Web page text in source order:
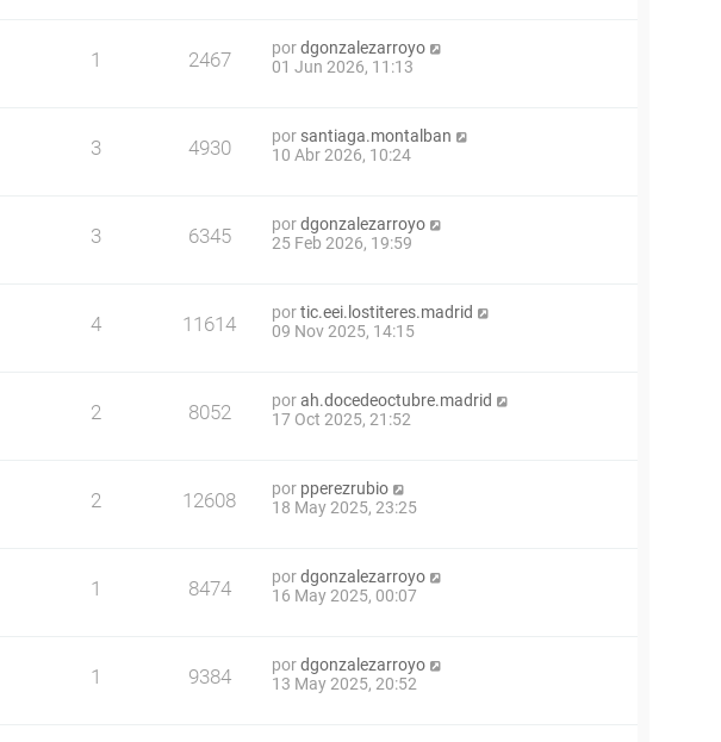
1 2467 pordgonzalezarroyo
01 Jun 2026, 11:13
3 4930 por santiaga.montalban
10 Abr 2026, 10:24
3 6345 pordgonzalezarroyo
25 Feb 2026, 19:59
4 11614 portic.eei.lostiteres.madrid
09 Nov 2025, 14:15
2 8052 porah.docedeoctubre.madrid
17 Oct 2025, 21:52
2 12608 por pperezrubio
18 May 2025, 23:25
1 8474 pordgonzalezarroyo
16 May 2025, 00:07
1 9384 pordgonzalezarroyo
13 May 2025, 20:52